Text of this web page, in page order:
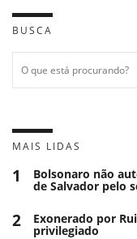
BUSCA
MAIS LIDAS
1 Bolsonaro não
de Salvador pelo
2 Exonerado por
privilegiado